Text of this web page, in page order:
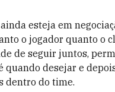
esteja em
o jogador quanto o
de seguir juntos,
quando desejar e
dentro do time.